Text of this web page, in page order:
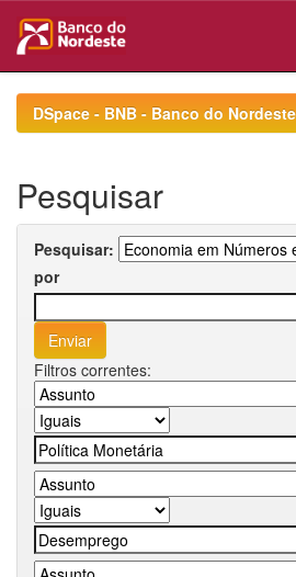
navigationDSpace - BNB - Banco do
Pesquisar
Pesquisar:
por
Filtros correntes: